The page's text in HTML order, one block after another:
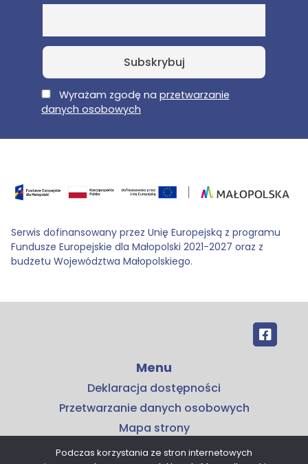
E-MailWyrażam zgodę na przetwarzanie
danych osobowych
Serwis dofinansowany przez Unię Europejską z programu
Fundusze Europejskie dla Małopolski 2021-2027 oraz z
budżetu Województwa Małopolskiego.
Menu
Deklaracja dostępności
Przetwarzanie danych osobowych
Mapa strony
Kontakt
Podczas korzystania ze stron internetowych